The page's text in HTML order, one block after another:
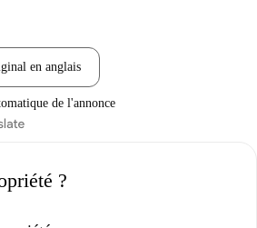
en anglais
de l'annonce
?